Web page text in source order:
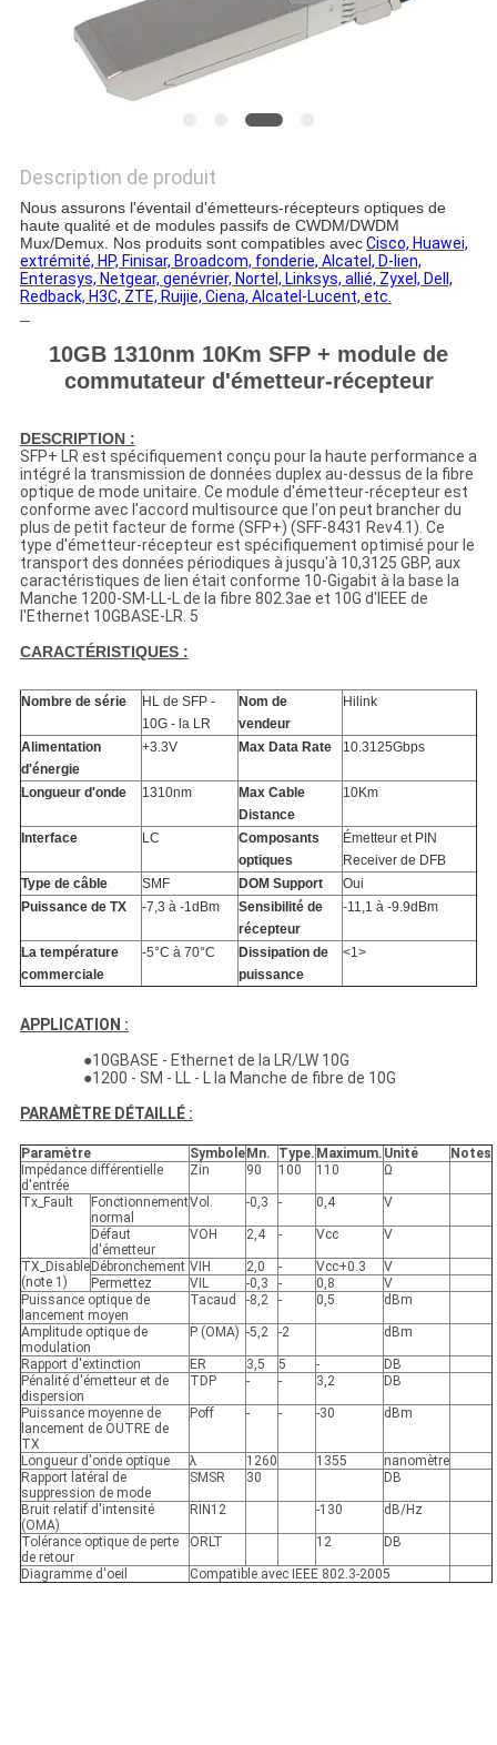
DE
CONFIDENTIALITÉ
Description de produit
Nous assurons l'éventail d'émetteurs-récepteurs optiques de
haute qualité et de modules passifs de CWDM/DWDM
Mux/Demux. Nos produits sont compatibles avecCisco, Huawei,
extrémité, HP, Finisar, Broadcom, fonderie, Alcatel, D-lien,
Enterasys, Netgear, genévrier, Nortel, Linksys, allié, Zyxel, Dell,
Redback, H3C, ZTE, Ruijie, Ciena, Alcatel-Lucent, etc.
10GB 1310nm 10Km SFP + module de
commutateur d'émetteur-récepteur
DESCRIPTION :
SFP+ LR est spécifiquement conçu pour la haute performance a
intégré la transmission de données duplex au-dessus de la fibre
optique de mode unitaire. Ce module d'émetteur-récepteur est
conforme avec l'accord multisource que l'on peut brancher du
plus de petit facteur de forme (SFP+) (SFF-8431 Rev4.1). Ce
type d'émetteur-récepteur est spécifiquement optimisé pour le
transport des données périodiques à jusqu'à 10,3125 GBP, aux
caractéristiques de lien était conforme 10-Gigabit à la base la
Manche 1200-SM-LL-L de la fibre 802.3ae et 10G d'IEEE de
l'Ethernet 10GBASE-LR. 5
CARACTÉRISTIQUES :
Nombre de série
HL de SFP -
10G - la LR
Nom de
vendeur
Hilink
Alimentation
d'énergie
+3.3V Max Data Rate 10.3125Gbps
Longueur d'onde 1310nm
Max Cable
Distance
10Km
Interface LC
Composants
optiques
Émetteur et PIN
Receiver de DFB
Type de câble
SMF DOM Support
Oui
Puissance de TX
-7,3 à -1dBm
Sensibilité de
récepteur
-11,1 à -9.9dBm
La température
commerciale
-5°C à 70°C
Dissipation de
puissance
<1>
APPLICATION :
●10GBASE - Ethernet de la LR/LW 10G
●1200 - SM - LL - L la Manche de fibre de 10G
PARAMÈTRE DÉTAILLÉ :
Paramètre Symbole Mn. Type. Maximum. Unité
Notes
Impédance différentielle
d'entrée
Zin 90 100 110 Ω
Tx_Fault
Fonctionnement
normal
Vol. -0,3 - 0,4 V
Défaut
d'émetteur
VOH 2,4 - Vcc V
TX_Disable
(note 1)
Débronchement VIH 2,0 - Vcc+0.3
V
Permettez
VIL -0,3 - 0,8
V
Puissance optique de
lancement moyen
Tacaud -8,2 - 0,5 dBm
Amplitude optique de
modulation
P (OMA) -5,2 -2 dBm
Rapport d'extinction ER 3,5 5 -
DB
Pénalité d'émetteur et de
dispersion
TDP - - 3,2 DB
Puissance moyenne de
lancement de OUTRE de
TX
Poff - - -30 dBm
Longueur d'onde optique λ 1260 1355
nanomètre
Rapport latéral de
suppression de mode
SMSR 30 DB
Bruit relatif d'intensité
(OMA)
RIN12 -130 dB/Hz
Tolérance optique de perte
de retour
ORLT 12 DB
Diagramme d'oeil Compatible avec IEEE 802.3-2005